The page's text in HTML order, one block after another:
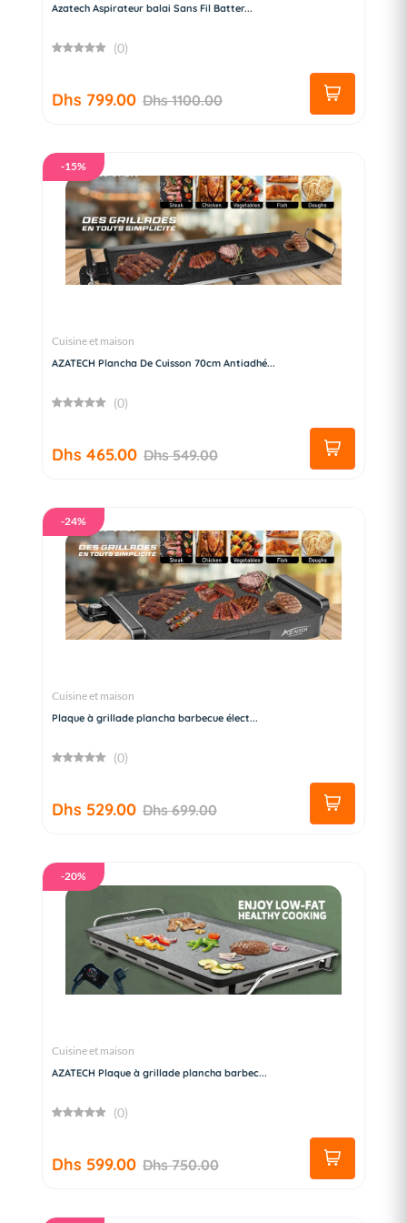
Azatech Aspirateur balai Sans Fil Batter...
(0)
Dhs 799.00 Dhs 1100.00
-15%
Cuisine et maison
AZATECH Plancha De Cuisson 70cm Antiadhé...
(0)
Dhs 465.00 Dhs 549.00
-24%
Cuisine et maison
Plaque à grillade plancha barbecue élect...
(0)
Dhs 529.00 Dhs 699.00
-20%
Cuisine et maison
AZATECH Plaque à grillade plancha barbec...
(0)
Dhs 599.00 Dhs 750.00